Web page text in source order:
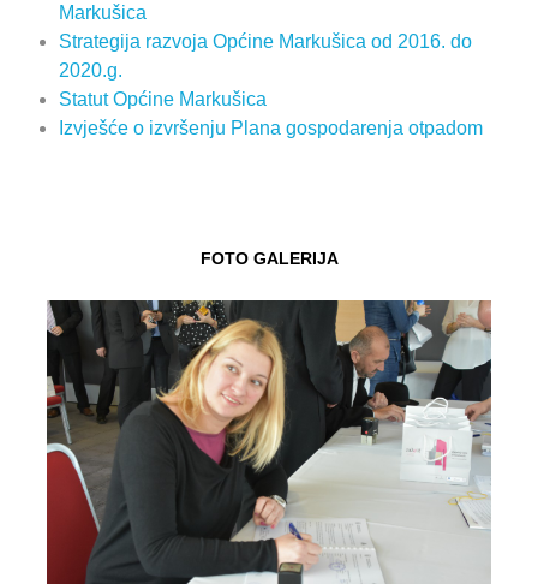
Markušica
Strategija razvoja Općine Markušica od 2016. do
2020.g.
Statut Općine Markušica
Izvješće o izvršenju Plana gospodarenja otpadom
FOTO GALERIJA